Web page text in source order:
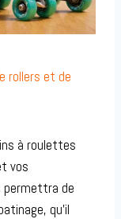
rollers et de
à roulettes
vos
permettra de
qu’il